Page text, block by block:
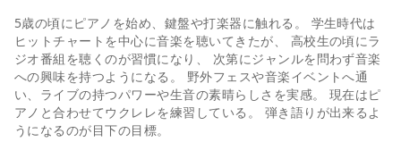
5歳の頃にピアノを始め、鍵盤や打楽器に触れる。 学生時代は
ヒットチャートを中心に音楽を聴いてきたが、 高校生の頃にラ
ジオ番組を聴くのが習慣になり、 次第にジャンルを問わず音楽
への興味を持つようになる。 野外フェスや音楽イベントへ通
い、ライブの持つパワーや生音の素晴らしさを実感。 現在はピ
アノと合わせてウクレレを練習している。 弾き語りが出来るよ
うになるのが目下の目標。